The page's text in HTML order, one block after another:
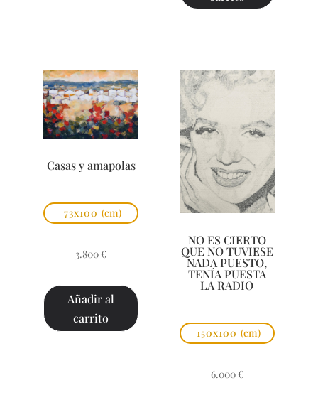
Casas y amapolas
73x100 (cm)
3.800 €
Añadir al
carrito
NO ES CIERTO
QUE NO TUVIESE
NADA PUESTO,
TENÍA PUESTA
LA RADIO
150x100 (cm)
6.000 €